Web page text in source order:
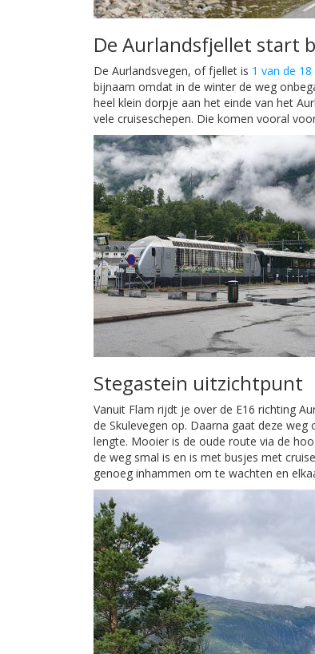
De Aurlandsfjellet start
De Aurlandsvegen, of fjellet is 1 van de
bijnaam omdat in de winter de weg
heel klein dorpje aan het einde van het
vele cruiseschepen. Die komen vooral
Stegastein uitzichtpunt
Vanuit Flam rijdt je over de E16 richting
de Skulevegen op. Daarna gaat deze
lengte. Mooier is de oude route via de
de weg smal is en is met busjes met
genoeg inhammen om te wachten en